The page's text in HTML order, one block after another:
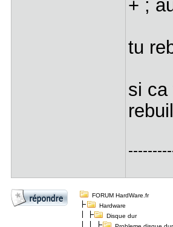
+ ;
tu
si ca
FORUM HardWare.fr
Hardware
Disque dur